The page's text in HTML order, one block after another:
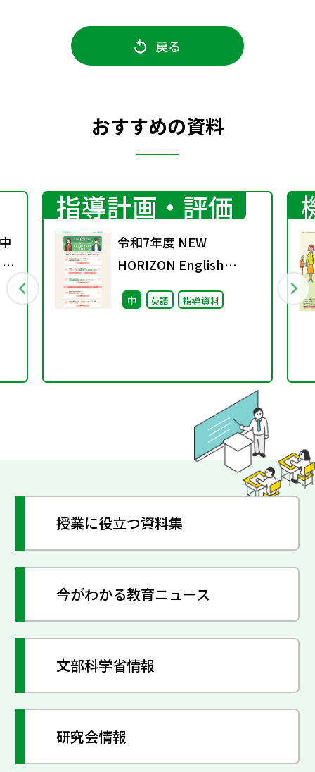
戻る
おすすめの資料
指導計画・評価
令和7年度 NEW
HORIZON English
Course ４月までに絶
対におさえておきたい 新
中 英語 指導資料
授業に役立つ資料集
今がわかる教育ニュース
文部科学省情報
研究会情報